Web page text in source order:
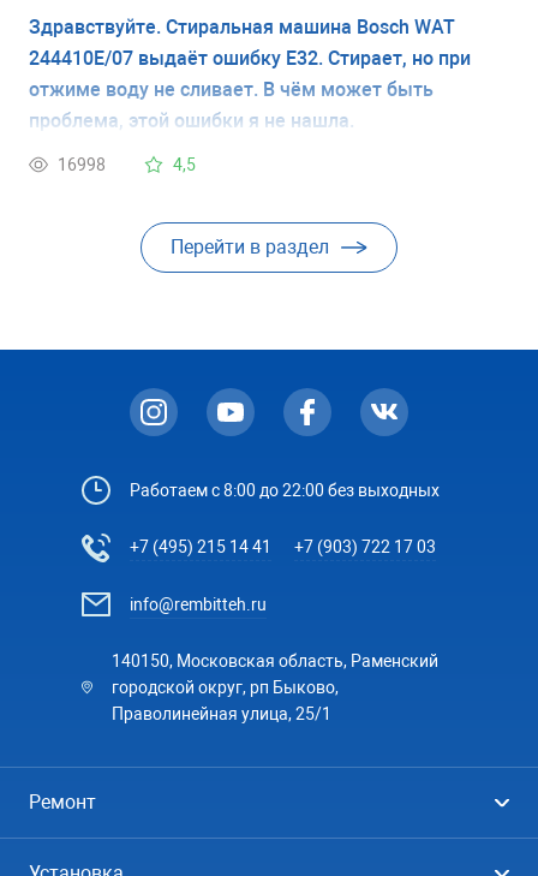
все эти (по-моему два раза) выскакивала на
середину кухни. Скажите, за эти несколько раз не
могло ли в машинке что-то повредиться?
Здравствуйте. Стиральная машина Bosch WAT
244410E/07 выдаёт ошибку Е32. Стирает, но при
отжиме воду не сливает. В чём может быть
проблема, этой ошибки я не нашла.
16998 4,5
Перейти в раздел
Работаем с 8:00 до 22:00 без выходных
+7 (495) 215 14 41 +7 (903) 722 17 03
info@rembitteh.ru
140150, Московская область, Раменский
городской округ, рп Быково,
Праволинейная улица, 25/1
Ремонт